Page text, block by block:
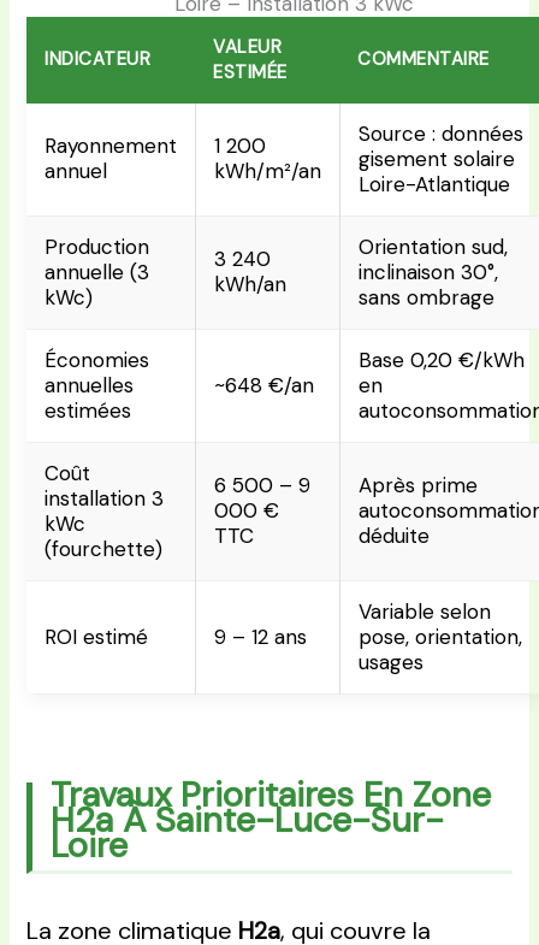
INDICATEUR
VALEUR
ESTIMÉE
COMMENTAIRE
Rayonnement
annuel
1 200
kWh/m²/an
Source : données
gisement solaire
Loire-Atlantique
Production
annuelle (3
kWc)
3 240
kWh/an
Orientation sud,
inclinaison 30°,
sans ombrage
Économies
annuelles
estimées
~648 €/an
Base 0,20 €/kWh
en
Coût
installation 3
kWc
(fourchette)
6 500 – 9
000 €
TTC
Après prime
déduite
ROI estimé 9 – 12 ans
Variable selon
pose, orientation,
usages
Travaux Prioritaires En Zone
H2a À Sainte-Luce-Sur-
Loire
La zone climatique H2a, qui couvre la